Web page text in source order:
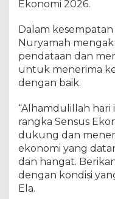
Ekonomi 2026.
Dalam
Nuryamah
pendataan dan
untuk menerima
dengan baik.
“Alhamdulillah hari
rangka Sensus
dukung dan
ekonomi yang
dan hangat.
dengan kondisi
Ela.